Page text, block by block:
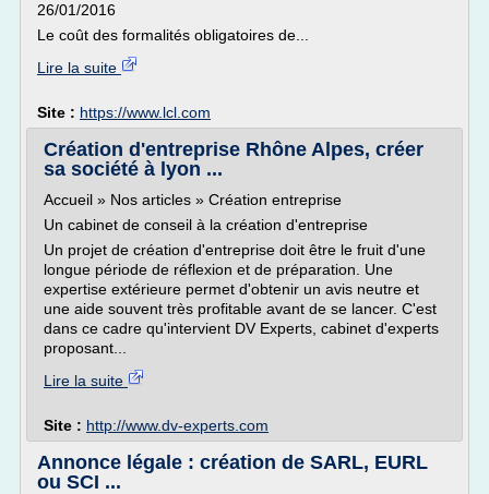
26/01/2016
Le coût des formalités obligatoires de...
Lire la suite
Site : https://www.lcl.com
Création d'entreprise Rhône Alpes, créer
sa société à lyon ...
Accueil » Nos articles » Création entreprise
Un cabinet de conseil à la création d'entreprise
Un projet de création d'entreprise doit être le fruit d'une
longue période de réflexion et de préparation. Une
expertise extérieure permet d'obtenir un avis neutre et
une aide souvent très profitable avant de se lancer. C'est
dans ce cadre qu'intervient DV Experts, cabinet d'experts
proposant...
Lire la suite
Site : http://www.dv-experts.com
Annonce légale : création de SARL, EURL
ou SCI ...